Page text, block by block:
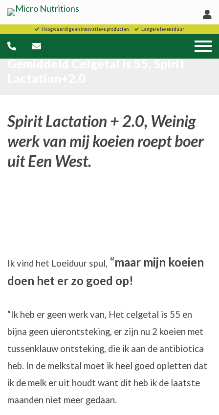
Hoogwaardige en innovatieve producten Langere levensduur
Gemiddeld Celgetal is 55, Spirit
Spirit Lactation + 2.0, Weinig
werk van mij koeien roept boer
uit Een West.
Ik vind het Loeiduur spul, “maar mijn koeien
doen het er zo goed op!
“Ik heb er geen werk van, Het celgetal is 55 en
bijna geen uierontsteking, er zijn nu 2 koeien met
tussenklauw ontsteking, die ik aan de antibiotica
heb. In de melkstal moet ik heel goed opletten dat
ik de melk er uit houdt want dit heb ik de laatste
maanden niet meer gedaan.